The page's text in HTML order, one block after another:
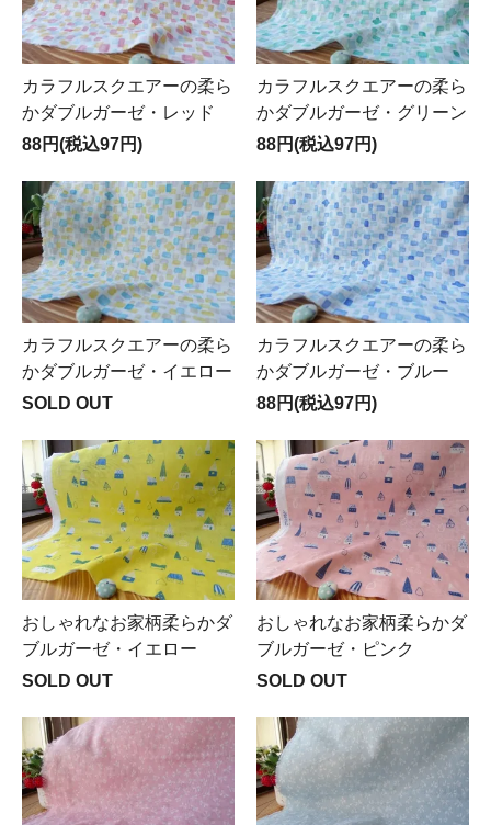
カラフルスクエアーの柔ら
かダブルガーゼ・レッド
88円(税込97円)
カラフルスクエアーの柔ら
かダブルガーゼ・グリーン
88円(税込97円)
カラフルスクエアーの柔ら
かダブルガーゼ・イエロー
SOLD OUT
カラフルスクエアーの柔ら
かダブルガーゼ・ブルー
88円(税込97円)
おしゃれなお家柄柔らかダ
ブルガーゼ・イエロー
SOLD OUT
おしゃれなお家柄柔らかダ
ブルガーゼ・ピンク
SOLD OUT